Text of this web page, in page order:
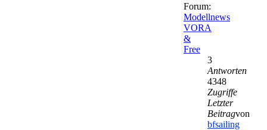
Forum:
Modellnews
VORA
&
Free
3
Antworten
4348
Zugriffe
Letzter
Beitragvon
bfsailing